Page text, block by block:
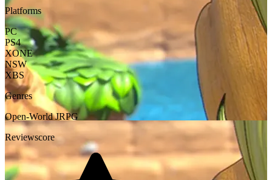
Platforms
PC
PS4
XONE
NSW
XBS
Genres
Open-World JRPG
Reviewscore